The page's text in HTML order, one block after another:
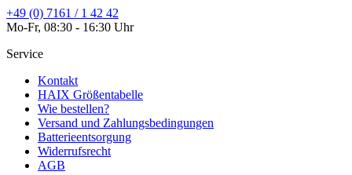
+49 (0) 7161 / 1 42 42
Mo-Fr, 08:30 - 16:30 Uhr
Service
Kontakt
HAIX Größentabelle
Wie bestellen?
Versand und Zahlungsbedingungen
Batterieentsorgung
Widerrufsrecht
AGB